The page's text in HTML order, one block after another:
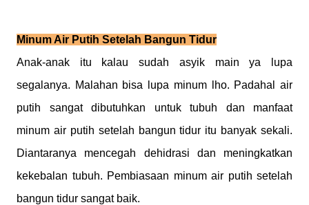
Minum Air Putih Setelah Bangun Tidur
Anak-anak itu kalau sudah asyik main ya lupa
segalanya. Malahan bisa lupa minum lho. Padahal air
putih sangat dibutuhkan untuk tubuh dan manfaat
minum air putih setelah bangun tidur itu banyak sekali.
Diantaranya mencegah dehidrasi dan meningkatkan
kekebalan tubuh. Pembiasaan minum air putih setelah
bangun tidur sangat baik.